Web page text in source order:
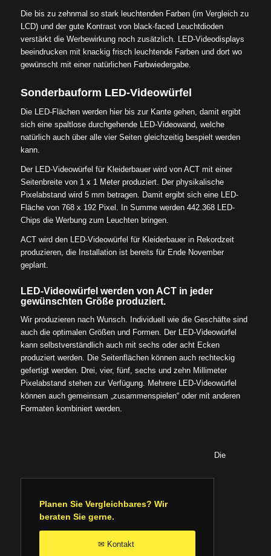
Die bis zu zehnmal so stark leuchtenden Farben (im Vergleich zu
LCD) und der gute Kontrast von black-faced Leuchtdioden
verstärkt die Werbewirkung noch zusätzlich. LED-Videodisplays
beeindrucken mit knackig frisch leuchtende Farben und dort wo
gewünscht mit einer natürlichen Farbwiedergabe.
Sonderbauform LED-Videowürfel
Die LED-Flächen werden hier bis zur Kante gehen, damit ergibt
sich eine spaltlose durchgehende LED-Videowand, welche
natürlich auch über alle vier Seiten gleichzeitig bespielt werden
kann.
Der LED-Videowürfel für Kleiderbauer wird von ACT mit einer
Seitenbreite von 1 x 1 Meter produziert. Der physikalische
Pixelabstand wird 5 mm betragen. Damit ergibt sich eine LED-
Fläche von 768 x 192 Pixel. In Summe werden 442.368 LED-
Chips die Werbung zum Leuchten bringen.
ACT wird den LED-Videowürfel für Kleiderbauer in Rekordzeit
produzieren, die Installation ist bereits für Ende November
geplant.
LED-Videowürfel werden von ACT in jeder
gewünschten Größe produziert.
Wir produzieren nach Wunsch. Individuell wie die Geschäfte sind
auch die optimalen Größen und Formen. Der LED-Videowürfel
kann selbstverständlich auch mit sechs oder acht Ecken
produziert werden. Die Seitenflächen können auch rechteckig
gefertigt werden. Drei, vier, fünf, sechs und zehn Millimeter
Pixelabstand stehen zur Verfügung. Mehrere LED-Videowürfel
können auch gemeinsam „zusammenspielen“ oder mit anderen
Formaten kombiniert werden.
Planen Sie Vergleichbares? Wir
beraten Sie gerne.
✉ Kontakt
Die